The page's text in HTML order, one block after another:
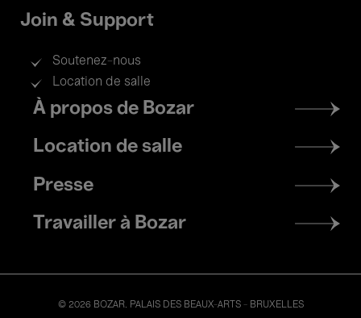
Join & Support
Soutenez-nous
Location de salle
Footer
menu
À propos de Bozar
Location de salle
Presse
Travailler à Bozar
© 2026 BOZAR. PALAIS DES BEAUX-ARTS - BRUXELLES